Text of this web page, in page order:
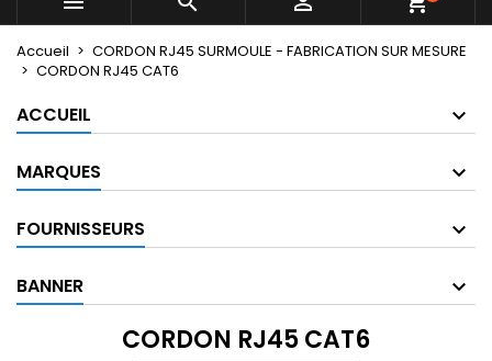
Accueil
CORDON RJ45 SURMOULE - FABRICATION SUR MESURE
CORDON RJ45 CAT6
ACCUEIL
MARQUES
FOURNISSEURS
BANNER
CORDON RJ45 CAT6
Annuler Créer une liste d'envies